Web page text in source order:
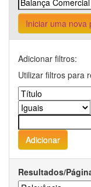
Iniciar uma nova
Adicionar filtros:
Utilizar filtros para
Resultados/